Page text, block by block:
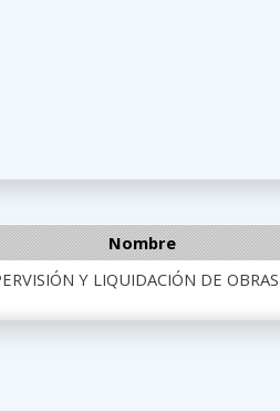
Nombre
Y LIQUIDACIÓN DE